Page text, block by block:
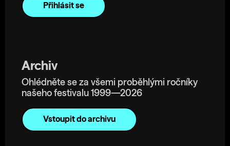
Archiv
Ohlédněte se za všemi proběhlými ročníky
našeho festivalu 1999—2026
Vstoupit do archivu